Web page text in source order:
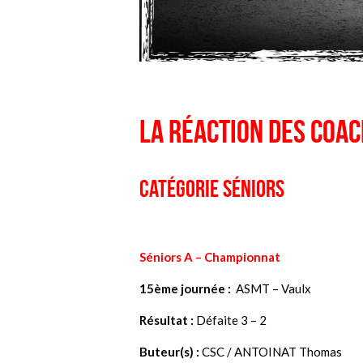
La réaction des
Catégorie Séniors
Séniors A – Championnat
15ème journée : ASMT – Vaulx
Résultat : Défaite 3 – 2
Buteur(s) : CSC / ANTOINAT Thomas